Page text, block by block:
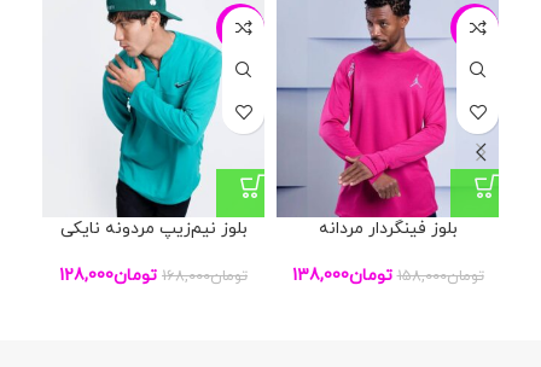
-13%
بلوز فینگردار مردانه
تومان158,000 تومان138,000
-24%
بلوز نیم‌زیپ مردونه نایکی
تومان168,000 تومان128,000